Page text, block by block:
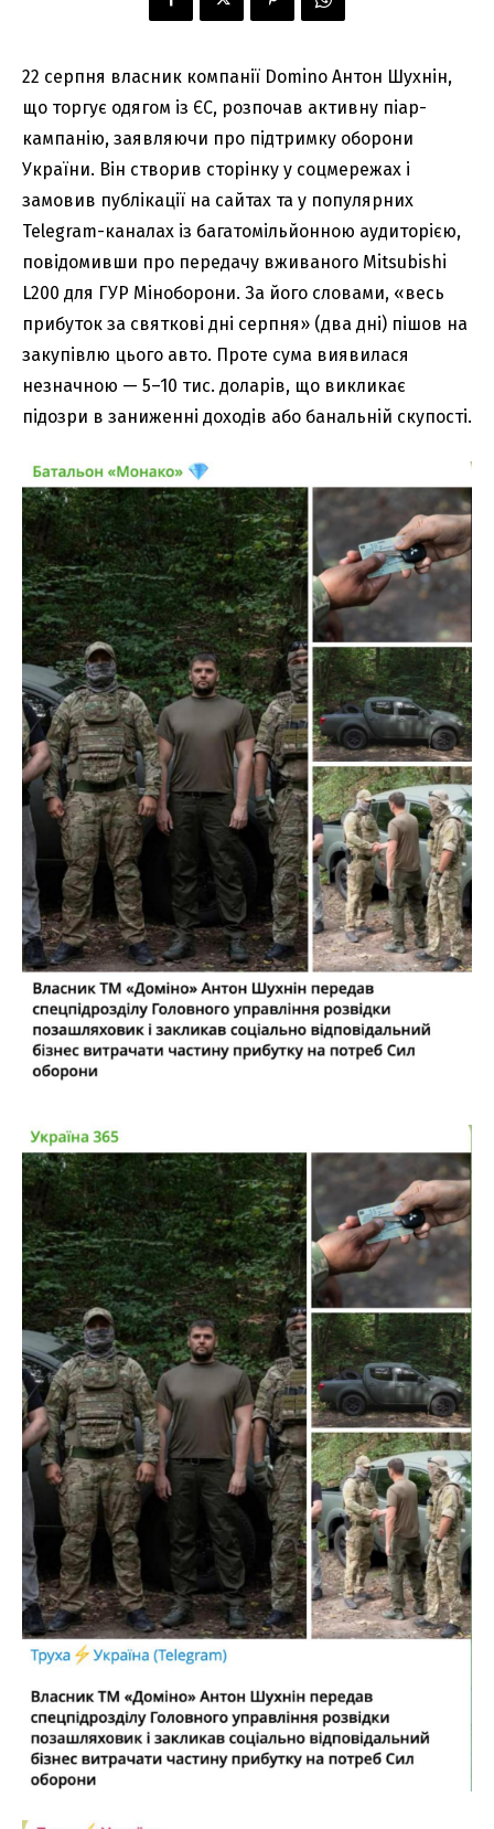
22 серпня власник компанії Domino Антон Шухнін,
що торгує одягом із ЄС, розпочав активну піар-
кампанію, заявляючи про підтримку оборони
України. Він створив сторінку у соцмережах і
замовив публікації на сайтах та у популярних
Telegram-каналах із багатомільйонною аудиторією,
повідомивши про передачу вживаного Mitsubishi
L200 для ГУР Міноборони. За його словами, «весь
прибуток за святкові дні серпня» (два дні) пішов на
закупівлю цього авто. Проте сума виявилася
незначною — 5–10 тис. доларів, що викликає
підозри в заниженні доходів або банальній скупості.